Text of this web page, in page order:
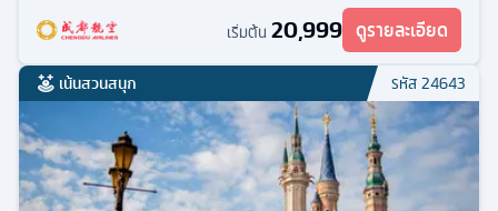
เริ่มต้น 20,999 ดูรายละเอียด
เน้นสวนสนุก รหัส24643